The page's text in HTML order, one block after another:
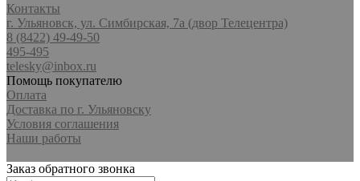
Контакты
г. Ульяновск, ул. Симбирская, 7а (двор Телецентра)
8 (8422) 49-49-50
495-495
telesky@inbox.ru
Помощь покупателю
Оплата
Доставка по г. Ульяновску
Условия соглашения
Наши работы
Заказ обратного звонка